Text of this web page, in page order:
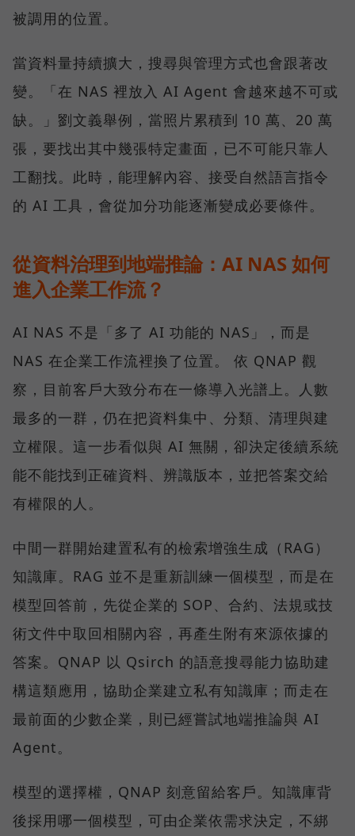
被調用的位置。
當資料量持續擴大，搜尋與管理方式也會跟著改
變。「在 NAS 裡放入 AI Agent 會越來越不可或
缺。」劉文義舉例，當照片累積到 10 萬、20 萬
張，要找出其中幾張特定畫面，已不可能只靠人
工翻找。此時，能理解內容、接受自然語言指令
的 AI 工具，會從加分功能逐漸變成必要條件。
從資料治理到地端推論：AI NAS 如何
進入企業工作流？
AI NAS 不是「多了 AI 功能的 NAS」，而是
NAS 在企業工作流裡換了位置。 依 QNAP 觀
察，目前客戶大致分布在一條導入光譜上。人數
最多的一群，仍在把資料集中、分類、清理與建
立權限。這一步看似與 AI 無關，卻決定後續系統
能不能找到正確資料、辨識版本，並把答案交給
有權限的人。
中間一群開始建置私有的檢索增強生成（RAG）
知識庫。RAG 並不是重新訓練一個模型，而是在
模型回答前，先從企業的 SOP、合約、法規或技
術文件中取回相關內容，再產生附有來源依據的
答案。QNAP 以 Qsirch 的語意搜尋能力協助建
構這類應用，協助企業建立私有知識庫；而走在
最前面的少數企業，則已經嘗試地端推論與 AI
Agent。
模型的選擇權，QNAP 刻意留給客戶。知識庫背
後採用哪一個模型，可由企業依需求決定，不綁